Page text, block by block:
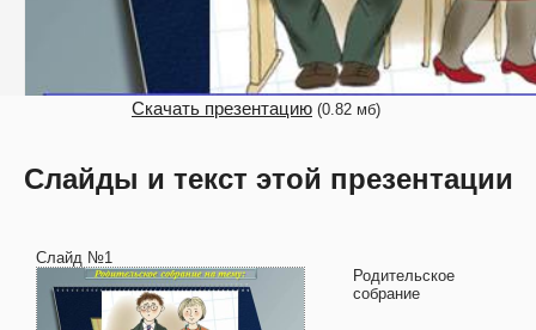
Скачать презентацию (0.82 мб)
Слайды и текст этой презентации
Слайд №1
Родительское
собрание